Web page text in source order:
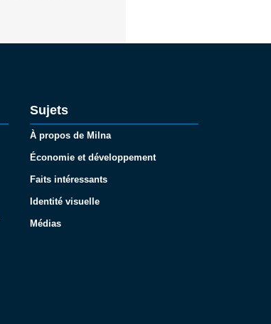
Sujets
À propos de Milna
Économie et développement
Faits intéressants
Identité visuelle
Médias